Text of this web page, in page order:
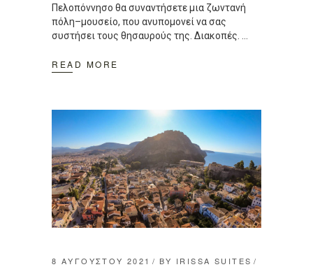
Πελοπόννησο θα συναντήσετε μια ζωντανή
πόλη–μουσείο, που ανυπομονεί να σας
συστήσει τους θησαυρούς της. Διακοπές.
READ MORE
8 ΑΥΓΟΎΣΤΟΥ 2021 BY IRISSA SUITES